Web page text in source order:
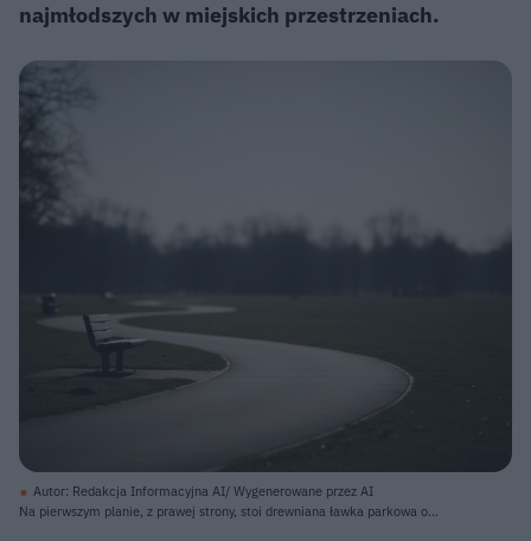
najmłodszych w miejskich przestrzeniach.
Autor: Redakcja Informacyjna AI/ Wygenerowane przez AI
Na pierwszym planie, z prawej strony, stoi drewniana ławka parkowa o